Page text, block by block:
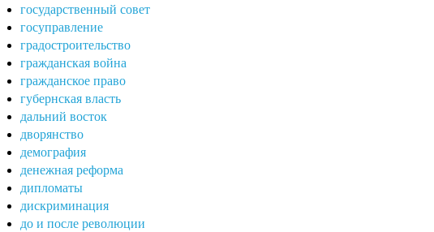
государственный совет
госуправление
градостроительство
гражданская война
гражданское право
губернская власть
дальний восток
дворянство
демография
денежная реформа
дипломаты
дискриминация
до и после революции